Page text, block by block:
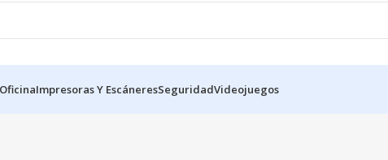
OficinaImpresoras Y EscáneresSeguridadVideojuegos